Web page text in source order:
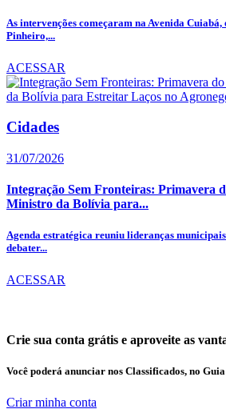
As intervenções começaram na Avenida Cuiabá,
Pinheiro,...
ACESSAR
Cidades
31/07/2026
Integração Sem Fronteiras: Primavera
Ministro da Bolívia para...
Agenda estratégica reuniu lideranças
debater...
ACESSAR
Crie sua conta grátis e aproveite as
Você poderá anunciar nos Classificados, no
Criar minha conta